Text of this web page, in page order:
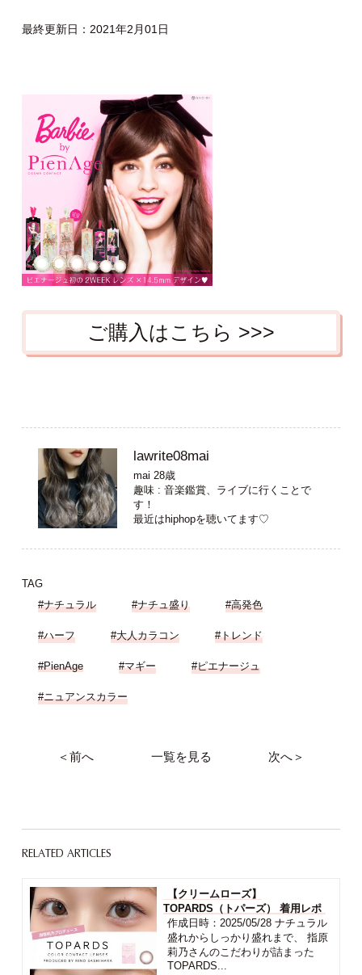
最終更新日：2021年2月01日
ご購入はこちら >>>
lawrite08mai
mai 28歳
趣味 : 音楽鑑賞、ライブに行くことで
す！
最近はhiphopを聴いてます♡
TAG
#ナチュラル
#ナチュ盛り #高発色
#ハーフ #大人カラコン #トレンド
#PienAge #マギー #ピエナージュ
#ニュアンスカラー
＜前へ 一覧を見る 次へ＞
RELATED ARTICLES
【クリームローズ】
TOPARDS（トパーズ） 着用レポ
作成日時：2025/05/28 ナチュラル
盛れからしっかり盛れまで、 指原
莉乃さんのこだわりが詰まった
TOPARDS...